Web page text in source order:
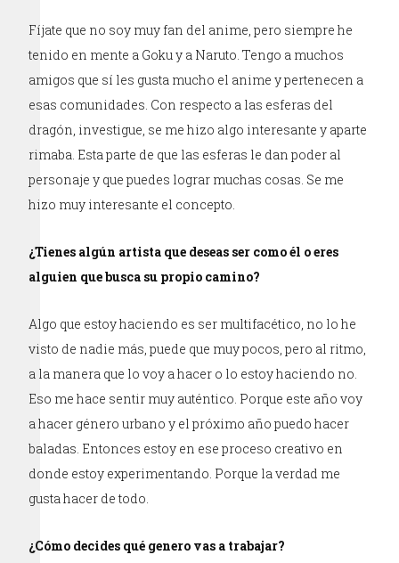
Fíjate que no soy muy fan del anime, pero siempre he
tenido en mente a Goku y a Naruto. Tengo a muchos
amigos que sí les gusta mucho el anime y pertenecen a
esas comunidades. Con respecto a las esferas del
dragón, investigue, se me hizo algo interesante y aparte
rimaba. Esta parte de que las esferas le dan poder al
personaje y que puedes lograr muchas cosas. Se me
hizo muy interesante el concepto.
¿Tienes algún artista que deseas ser como él o eres
alguien que busca su propio camino?
Algo que estoy haciendo es ser multifacético, no lo he
visto de nadie más, puede que muy pocos, pero al ritmo,
a la manera que lo voy a hacer o lo estoy haciendo no.
Eso me hace sentir muy auténtico. Porque este año voy
a hacer género urbano y el próximo año puedo hacer
baladas. Entonces estoy en ese proceso creativo en
donde estoy experimentando. Porque la verdad me
gusta hacer de todo.
¿Cómo decides qué genero vas a trabajar?